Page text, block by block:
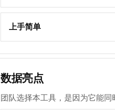
上手简单
数据亮点
团队选择本工具，是因为它能